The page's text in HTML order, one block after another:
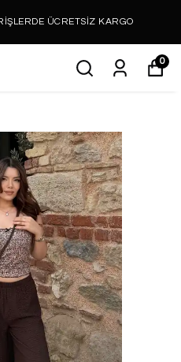
ÜCRETSİZ KARGO
0